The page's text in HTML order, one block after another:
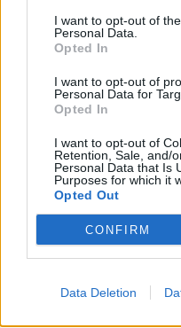
I want to opt-out of
Personal Data.
Opted In
I want to opt-out of
Personal Data for
Opted In
I want to opt-out of
Retention, Sale, and/
Personal Data that Is
Purposes for which it
Opted Out
CONFIRM
Data Deletion
και την